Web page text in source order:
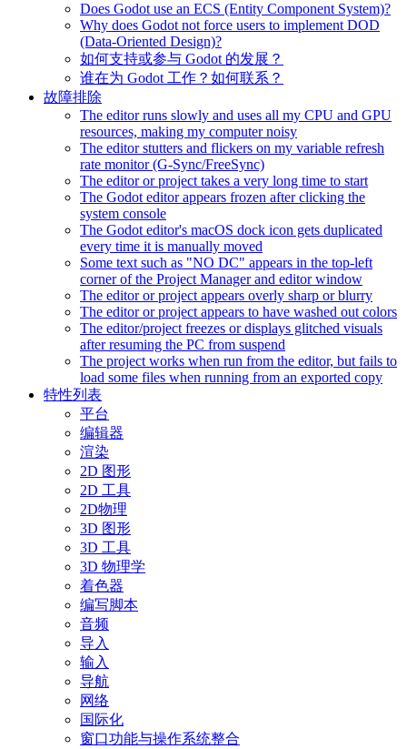
Does Godot use an ECS (Entity Component System)?
Why does Godot not force users to implement DOD
(Data-Oriented Design)?
如何支持或参与 Godot 的发展？
谁在为 Godot 工作？如何联系？
故障排除
The editor runs slowly and uses all my CPU and GPU
resources, making my computer noisy
The editor stutters and flickers on my variable refresh
rate monitor (G-Sync/FreeSync)
The editor or project takes a very long time to start
The Godot editor appears frozen after clicking the
system console
The Godot editor's macOS dock icon gets duplicated
every time it is manually moved
Some text such as "NO DC" appears in the top-left
corner of the Project Manager and editor window
The editor or project appears overly sharp or blurry
The editor or project appears to have washed out colors
The editor/project freezes or displays glitched visuals
after resuming the PC from suspend
The project works when run from the editor, but fails to
load some files when running from an exported copy
特性列表
平台
编辑器
渲染
2D 图形
2D 工具
2D物理
3D 图形
3D 工具
3D 物理学
着色器
编写脚本
音频
导入
输入
导航
网络
国际化
窗口功能与操作系统整合